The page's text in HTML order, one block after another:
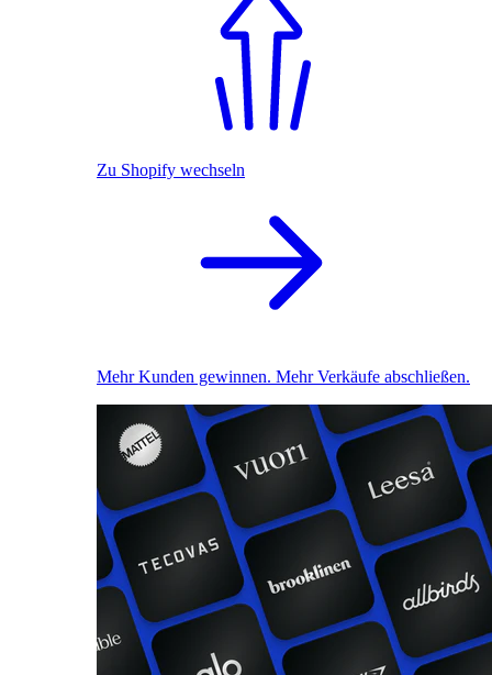
Zu Shopify wechseln
Mehr Kunden gewinnen. Mehr Verkäufe abschließen.